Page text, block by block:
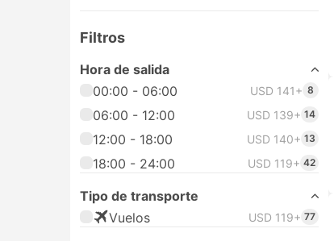
Filtros
Hora de salida
00:00 - 06:00
USD 141+ 8
06:00 - 12:00 USD 139+ 14
12:00 - 18:00 USD 140+ 13
18:00 - 24:00 USD 119+ 42
Tipo de transporte
Vuelos
USD 119+ 77